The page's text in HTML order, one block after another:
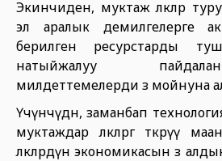
Экинчиден, муктаж өлкөлөр
эл аралык демилгелерге
берилген ресурстарды
натыйжалуу
милдеттемелерди өз мойнуна
Үчүнчүдөн, заманбап
муктаждар өлкөлөргө өткөрүү
өлкөлөрдүн экономикасын өз